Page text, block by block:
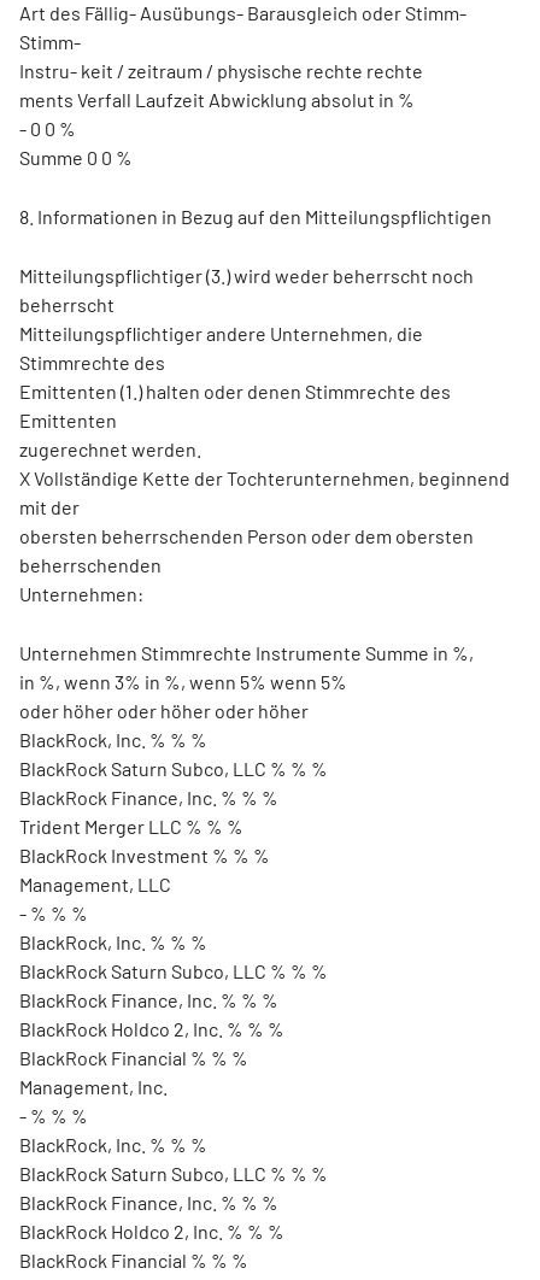
Art des Fällig- Ausübungs- Barausgleich oder Stimm-
Stimm-
Instru- keit / zeitraum / physische rechte rechte
ments Verfall Laufzeit Abwicklung absolut in %
- 0 0 %
Summe 0 0 %
8. Informationen in Bezug auf den Mitteilungspflichtigen
Mitteilungspflichtiger (3.) wird weder beherrscht noch
beherrscht
Mitteilungspflichtiger andere Unternehmen, die
Stimmrechte des
Emittenten (1.) halten oder denen Stimmrechte des
Emittenten
zugerechnet werden.
X Vollständige Kette der Tochterunternehmen, beginnend
mit der
obersten beherrschenden Person oder dem obersten
beherrschenden
Unternehmen:
Unternehmen Stimmrechte Instrumente Summe in %,
in %, wenn 3% in %, wenn 5% wenn 5%
oder höher oder höher oder höher
BlackRock, Inc. % % %
BlackRock Saturn Subco, LLC % % %
BlackRock Finance, Inc. % % %
Trident Merger LLC % % %
BlackRock Investment % % %
Management, LLC
- % % %
BlackRock, Inc. % % %
BlackRock Saturn Subco, LLC % % %
BlackRock Finance, Inc. % % %
BlackRock Holdco 2, Inc. % % %
BlackRock Financial % % %
Management, Inc.
- % % %
BlackRock, Inc. % % %
BlackRock Saturn Subco, LLC % % %
BlackRock Finance, Inc. % % %
BlackRock Holdco 2, Inc. % % %
BlackRock Financial % % %